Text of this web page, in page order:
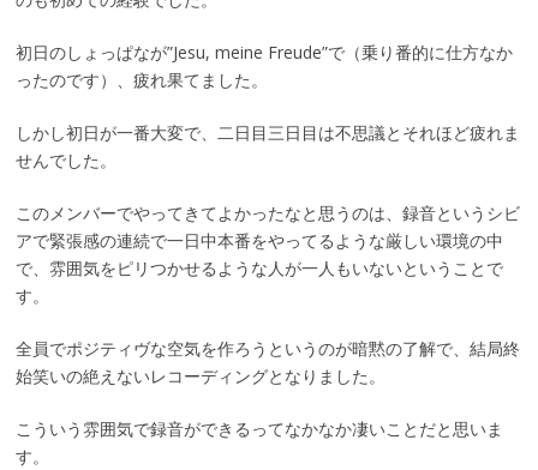
初日のしょっぱなが”Jesu, meine Freude”で（乗り番的に仕方なか
ったのです）、疲れ果てました。
しかし初日が一番大変で、二日目三日目は不思議とそれほど疲れま
せんでした。
このメンバーでやってきてよかったなと思うのは、録音というシビ
アで緊張感の連続で一日中本番をやってるような厳しい環境の中
で、雰囲気をピリつかせるような人が一人もいないということで
す。
全員でポジティヴな空気を作ろうというのが暗黙の了解で、結局終
始笑いの絶えないレコーディングとなりました。
こういう雰囲気で録音ができるってなかなか凄いことだと思いま
す。